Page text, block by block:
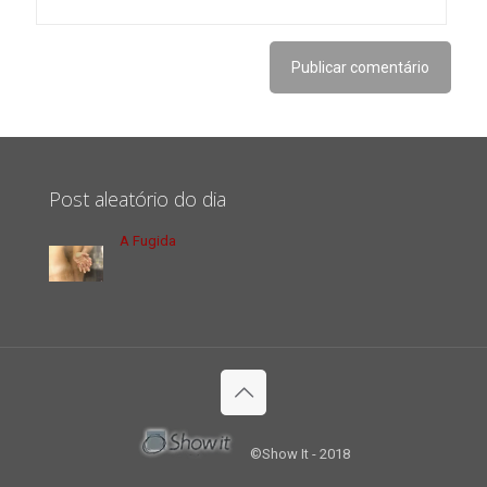
Post aleatório do dia
A Fugida
©Show It - 2018